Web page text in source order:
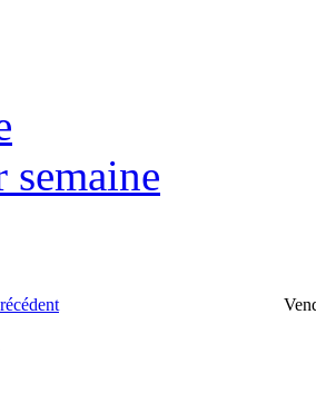
semaine